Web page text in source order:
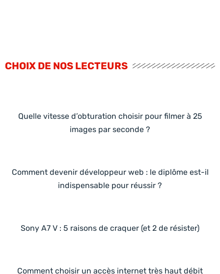
CHOIX DE NOS LECTEURS
Quelle vitesse d’obturation choisir pour filmer à 25
images par seconde ?
Comment devenir développeur web : le diplôme est-il
indispensable pour réussir ?
Sony A7 V : 5 raisons de craquer (et 2 de résister)
Comment choisir un accès internet très haut débit